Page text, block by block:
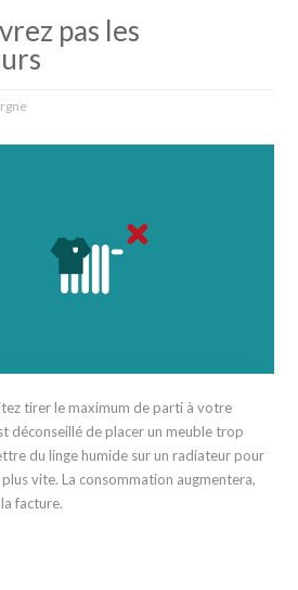
pas les
tirer le maximum de parti à votre
déconseillé de placer un meuble trop
du linge humide sur un radiateur pour
vite. La consommation augmentera,
facture.